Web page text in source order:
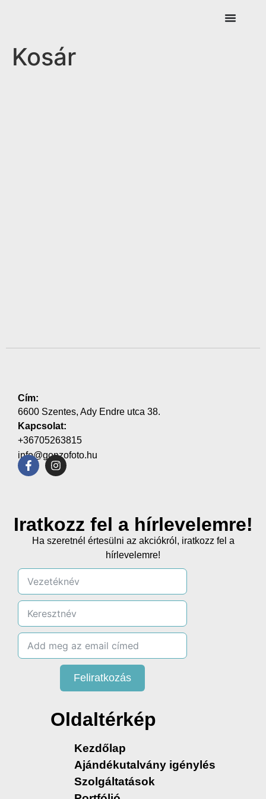
Kosár
Cím:
6600 Szentes, Ady Endre utca 38.
Kapcsolat:
+36705263815
info@gonzofoto.hu
Iratkozz fel a hírlevelemre!
Ha szeretnél értesülni az akciókról, iratkozz fel a
hírlevelemre!
Feliratkozás
Oldaltérkép
Kezdőlap
Ajándékutalvány igénylés
Szolgáltatások